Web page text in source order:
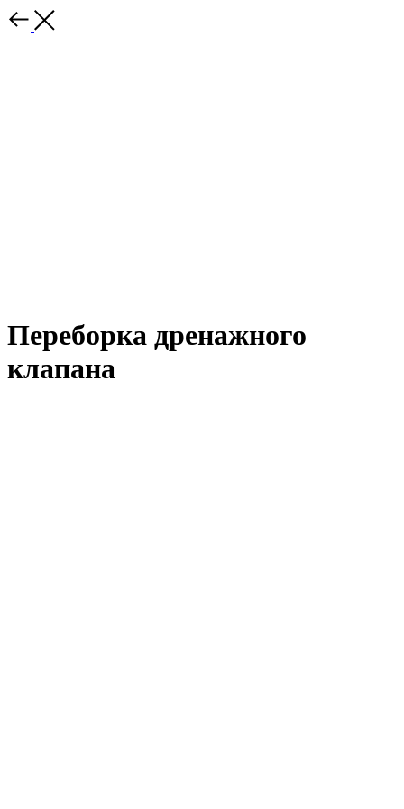
Переборка дренажного
клапана